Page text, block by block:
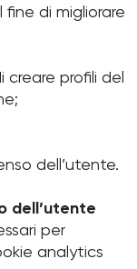
di migliorare
profili del
dell’utente.
dell’utente
per
analytics